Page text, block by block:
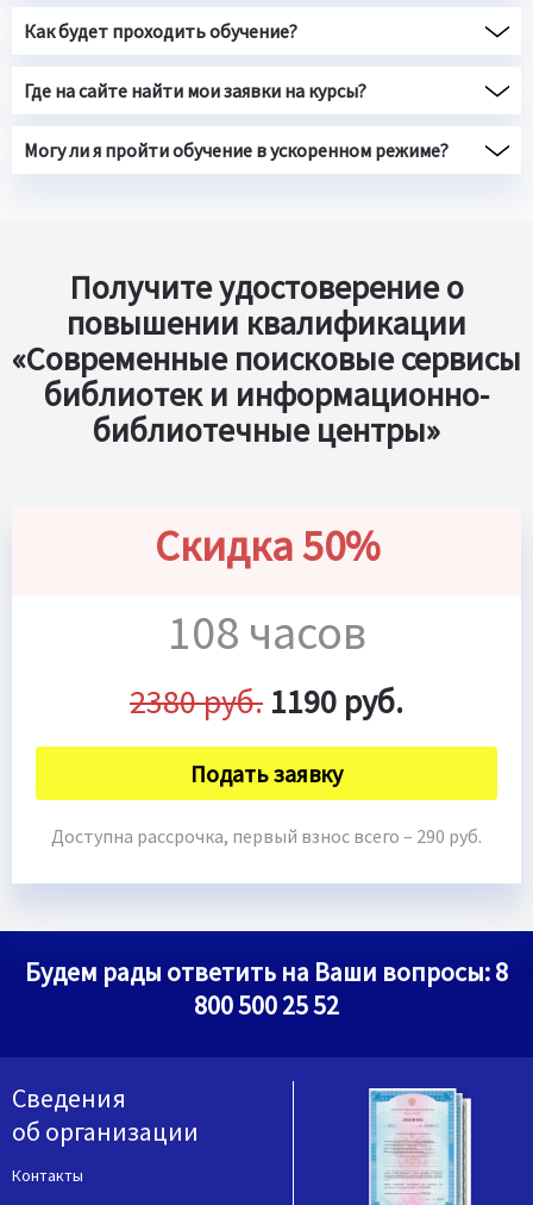
Как будет проходить обучение?
Где на сайте найти мои заявки на курсы?
Могу ли я пройти обучение в ускоренном режиме?
Получите удостоверение о
повышении квалификации
«Современные поисковые сервисы
библиотек и информационно-
библиотечные центры»
Скидка 50%
108 часов
2380 руб. 1190 руб.
Подать заявку
Доступна рассрочка, первый взнос всего – 290 руб.
Будем рады ответить на Ваши вопросы:8
800 500 25 52
Сведения
об организации
Контакты